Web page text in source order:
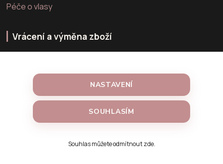
Péče o vlasy
Vrácení a výměna zboží
Vrácení zboží
NASTAVENÍ
SOUHLASÍM
Souhlas můžete odmítnoutzde.